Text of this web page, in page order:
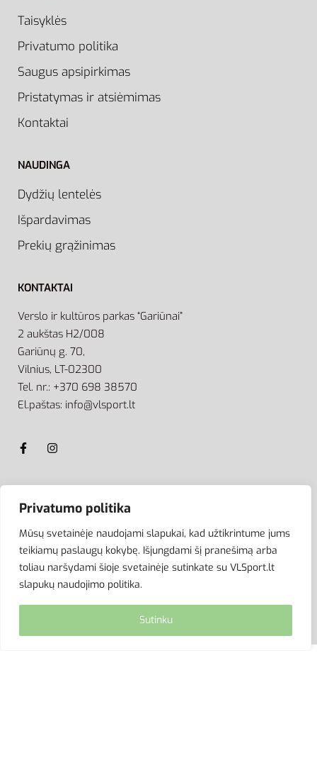
Privatumo politika
Mūsų svetainėje naudojami slapukai, kad užtikrintume jums
teikiamų paslaugų kokybę. Išjungdami šį pranešimą arba
toliau naršydami šioje svetainėje sutinkate su VLSport.lt
slapukų naudojimo politika.
Sutinku
Taisyklės
Privatumo politika
Saugus apsipirkimas
Pristatymas ir atsiėmimas
Kontaktai
NAUDINGA
Dydžių lentelės
Išpardavimas
Prekių grąžinimas
KONTAKTAI
Verslo ir kultūros parkas “Gariūnai”
2 aukštas H2/008
Gariūnų g. 70,
Vilnius, LT-02300
Tel. nr.: +370 698 38570
El.paštas: info@vlsport.lt